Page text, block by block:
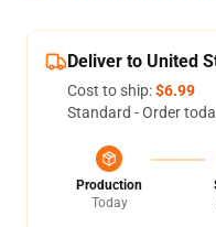
Deliver to United
Cost to ship:$6.99
Standard - Order
Production
Today